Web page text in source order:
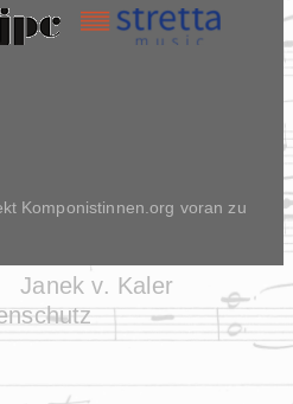
Komponistinnen.org voran zu
Janek v. Kaler